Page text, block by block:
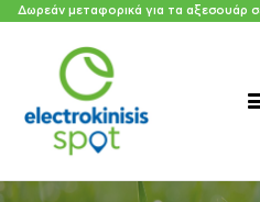
Δωρεάν μεταφορικά για τα αξεσουάρ